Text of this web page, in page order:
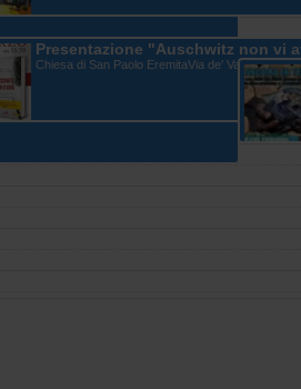
Presentazione "Auschwitz non vi
Chiesa di San Paolo EremitaVia de' Vavotici,
il corteo di Roma
(MI)